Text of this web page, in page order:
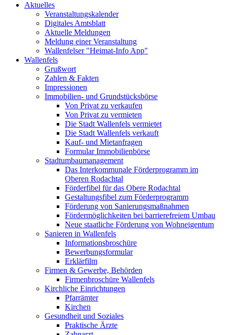
Aktuelles
Veranstaltungskalender
Digitales Amtsblatt
Aktuelle Meldungen
Meldung einer Veranstaltung
Wallenfelser "Heimat-Info App"
Wallenfels
Grußwort
Zahlen & Fakten
Impressionen
Immobilien- und Grundstücksbörse
Von Privat zu verkaufen
Von Privat zu vermieten
Die Stadt Wallenfels vermietet
Die Stadt Wallenfels verkauft
Kauf- und Mietanfragen
Formular Immobilienbörse
Stadtumbaumanagement
Das Interkommunale Förderprogramm im
Oberen Rodachtal
Förderfibel für das Obere Rodachtal
Gestaltungsfibel zum Förderprogramm
Förderung von Sanierungsmaßnahmen
Fördermöglichkeiten bei barrierefreiem Umbau
Neue staatliche Förderung von Wohneigentum
Sanieren in Wallenfels
Informationsbroschüre
Bewerbungsformular
Erklärfilm
Firmen & Gewerbe, Behörden
Firmenbroschüre Wallenfels
Kirchliche Einrichtungen
Pfarrämter
Kirchen
Gesundheit und Soziales
Praktische Ärzte